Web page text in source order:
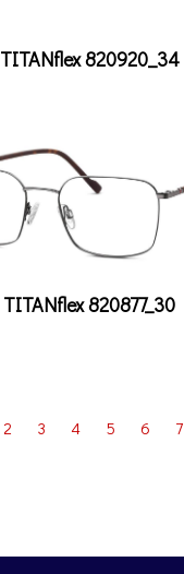
TITANflex 820920_34
TITANflex 820877_30
2 3 4 5 6 7